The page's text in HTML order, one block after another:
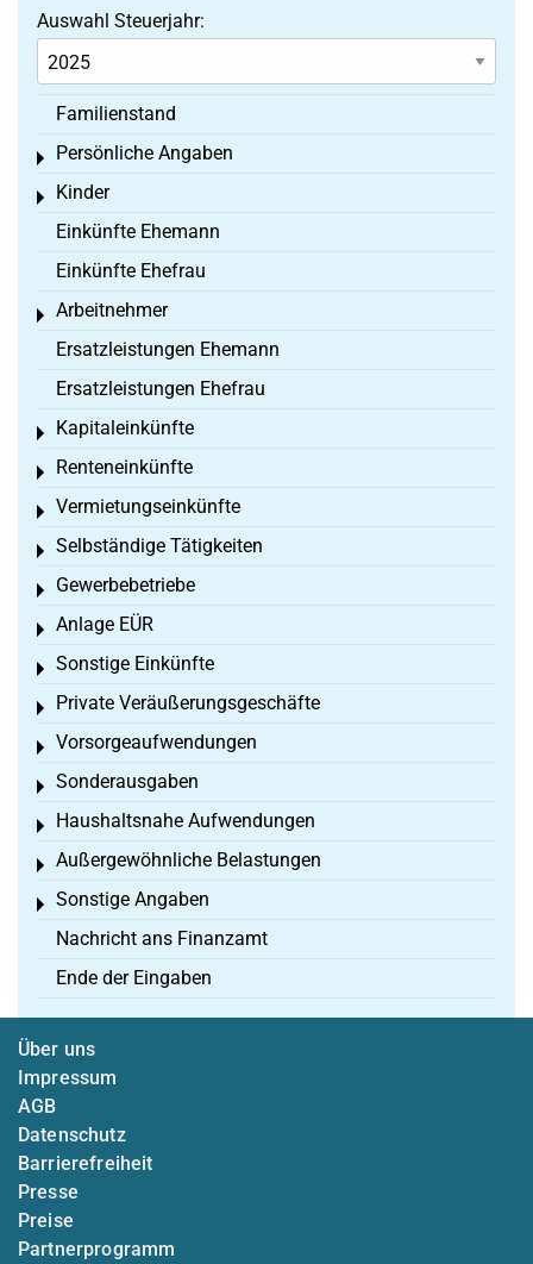
Auswahl Steuerjahr:
Familienstand
Persönliche Angaben
Toggle menu
Kinder
Toggle menu
Einkünfte Ehemann
Einkünfte Ehefrau
Arbeitnehmer
Toggle menu
Ersatzleistungen Ehemann
Ersatzleistungen Ehefrau
Kapitaleinkünfte
Toggle menu
Renteneinkünfte
Toggle menu
Vermietungseinkünfte
Toggle menu
Selbständige Tätigkeiten
Toggle menu
Gewerbebetriebe
Toggle menu
Anlage EÜR
Toggle menu
Sonstige Einkünfte
Toggle menu
Private Veräußerungsgeschäfte
Toggle menu
Vorsorgeaufwendungen
Toggle menu
Sonderausgaben
Toggle menu
Haushaltsnahe Aufwendungen
Toggle menu
Außergewöhnliche Belastungen
Toggle menu
Sonstige Angaben
Toggle menu
Nachricht ans Finanzamt
Ende der Eingaben
Über uns
Impressum
AGB
Datenschutz
Barrierefreiheit
Presse
Preise
Partnerprogramm